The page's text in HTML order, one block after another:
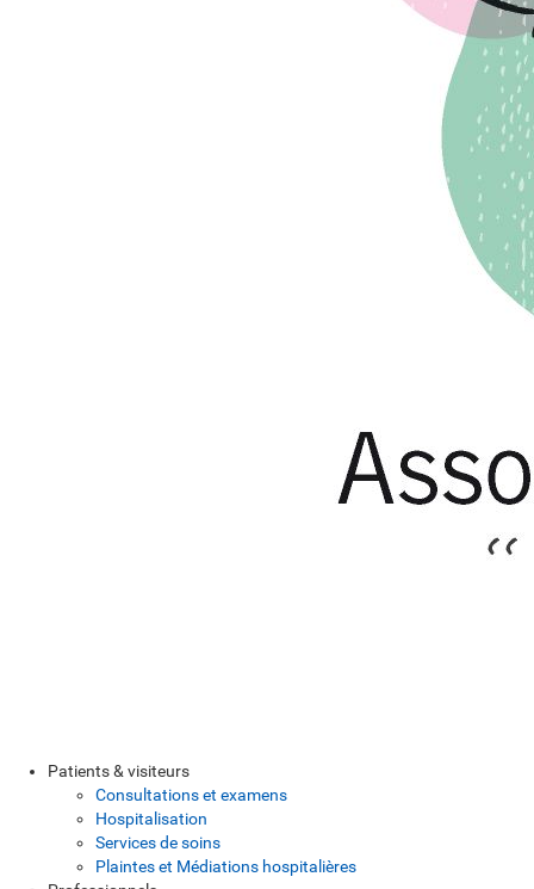
Patients & visiteurs
Consultations et examens
Hospitalisation
Services de soins
Plaintes et Médiations hospitalières